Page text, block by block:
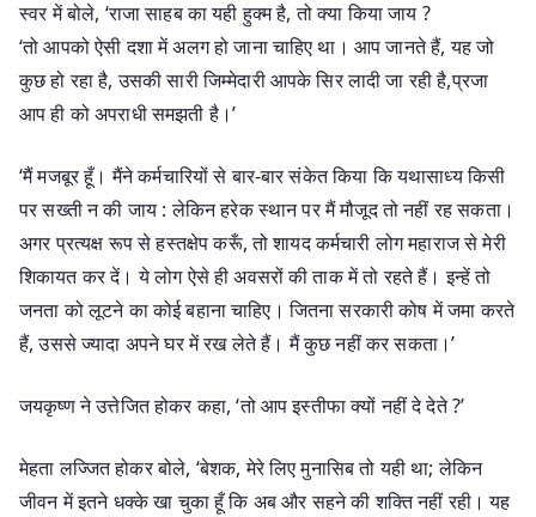
स्वर में बोले, ‘राजा साहब का यही हुक्म है, तो क्या किया जाय ?
‘तो आपको ऐसी दशा में अलग हो जाना चाहिए था। आप जानते हैं, यह जो
कुछ हो रहा है, उसकी सारी जिम्मेदारी आपके सिर लादी जा रही है,प्रजा
आप ही को अपराधी समझती है।’
‘मैं मजबूर हूँ। मैंने कर्मचारियों से बार-बार संकेत किया कि यथासाध्य किसी
पर सख्ती न की जाय : लेकिन हरेक स्थान पर मैं मौजूद तो नहीं रह सकता।
अगर प्रत्यक्ष रूप से हस्तक्षेप करूँ, तो शायद कर्मचारी लोग महाराज से मेरी
शिकायत कर दें। ये लोग ऐसे ही अवसरों की ताक में तो रहते हैं। इन्हें तो
जनता को लूटने का कोई बहाना चाहिए। जितना सरकारी कोष में जमा करते
हैं, उससे ज्यादा अपने घर में रख लेते हैं। मैं कुछ नहीं कर सकता।’
जयकृष्ण ने उत्तेजित होकर कहा, ‘तो आप इस्तीफा क्यों नहीं दे देते ?’
मेहता लज्जित होकर बोले, ‘बेशक, मेरे लिए मुनासिब तो यही था; लेकिन
जीवन में इतने धक्के खा चुका हूँ कि अब और सहने की शक्ति नहीं रही। यह